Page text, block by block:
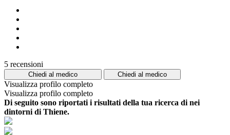
5 recensioni
Chiedi al medico Chiedi al medico
Visualizza profilo completo
Visualizza profilo completo
Di seguito sono riportati i risultati della tua ricerca di nei
dintorni di Thiene.